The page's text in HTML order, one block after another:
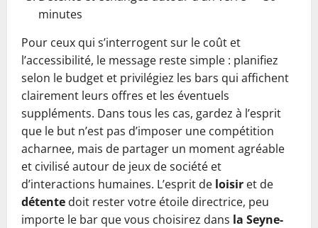
minutes
Pour ceux qui s’interrogent sur le coût et
l’accessibilité, le message reste simple : planifiez
selon le budget et privilégiez les bars qui affichent
clairement leurs offres et les éventuels
suppléments. Dans tous les cas, gardez à l’esprit
que le but n’est pas d’imposer une compétition
acharnee, mais de partager un moment agréable
et civilisé autour de jeux de société et
d’interactions humaines. L’esprit de loisir et de
détente doit rester votre étoile directrice, peu
importe le bar que vous choisirez dans la Seyne-